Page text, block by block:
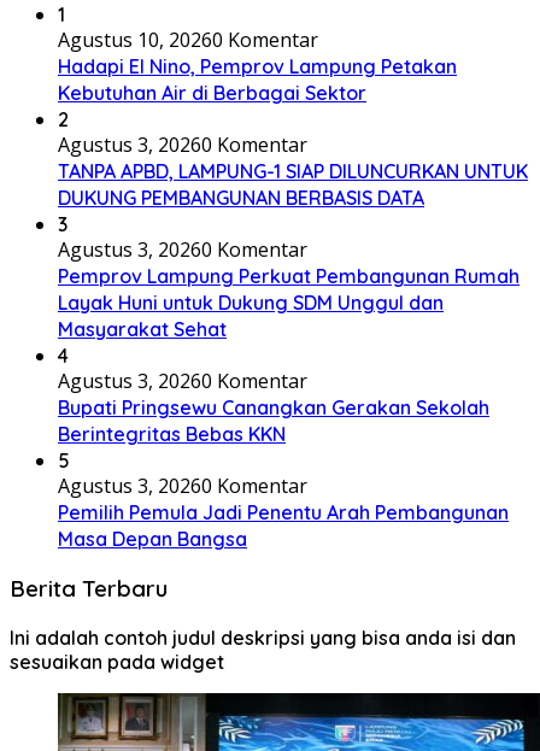
1
Agustus 10, 20260 Komentar
Hadapi El Nino, Pemprov Lampung Petakan
Kebutuhan Air di Berbagai Sektor
2
Agustus 3, 20260 Komentar
TANPA APBD, LAMPUNG-1 SIAP DILUNCURKAN UNTUK
DUKUNG PEMBANGUNAN BERBASIS DATA
3
Agustus 3, 20260 Komentar
Pemprov Lampung Perkuat Pembangunan Rumah
Layak Huni untuk Dukung SDM Unggul dan
Masyarakat Sehat
4
Agustus 3, 20260 Komentar
Bupati Pringsewu Canangkan Gerakan Sekolah
Berintegritas Bebas KKN
5
Agustus 3, 20260 Komentar
Pemilih Pemula Jadi Penentu Arah Pembangunan
Masa Depan Bangsa
Berita Terbaru
Ini adalah contoh judul deskripsi yang bisa anda isi dan
sesuaikan pada widget